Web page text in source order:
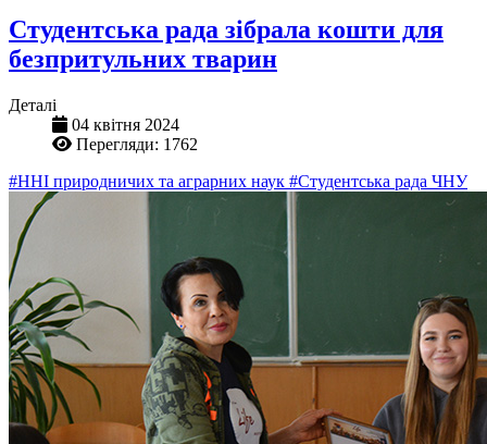
Студентська рада зібрала кошти для
безпритульних тварин
Деталі
04 квітня 2024
Перегляди: 1762
#ННІ природничих та аграрних наук #Студентська рада ЧНУ